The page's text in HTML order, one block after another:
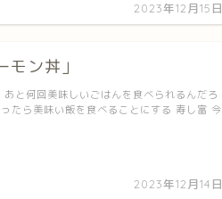
2023年12月15日
モン丼」
2023年12月14日
と何回美味しいごはんを食べられるんだろ
たら美味い飯を食べることにする 寿し富 今